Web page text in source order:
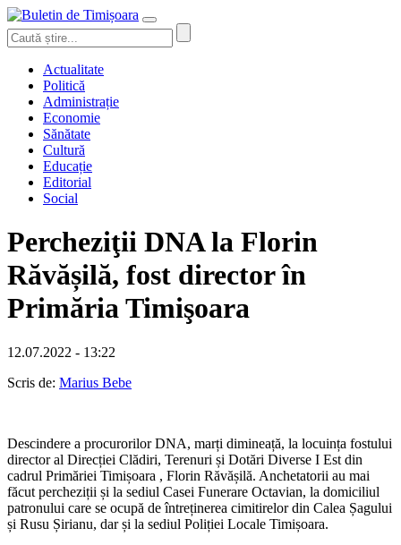
Actualitate
Politică
Administrație
Economie
Sănătate
Cultură
Educație
Editorial
Social
Percheziţii DNA la Florin
Răvășilă, fost director în
Primăria Timişoara
12.07.2022 - 13:22
Scris de: Marius Bebe
Descindere a procurorilor DNA, marți dimineață, la locuința fostului
director al Direcției Clădiri, Terenuri și Dotări Diverse I Est din
cadrul Primăriei Timișoara , Florin Răvășilă. Anchetatorii au mai
făcut percheziții și la sediul Casei Funerare Octavian, la domiciliul
patronului care se ocupă de întreținerea cimitirelor din Calea Șagului
și Rusu Șirianu, dar și la sediul Poliției Locale Timișoara.